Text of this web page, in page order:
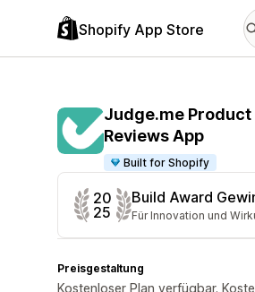
Shopify App Store
Judge.me Product
Reviews App
Built for Shopify
20
25
Build Award
Für Innovation und
Preisgestaltung
Kostenloser Plan verfügbar.